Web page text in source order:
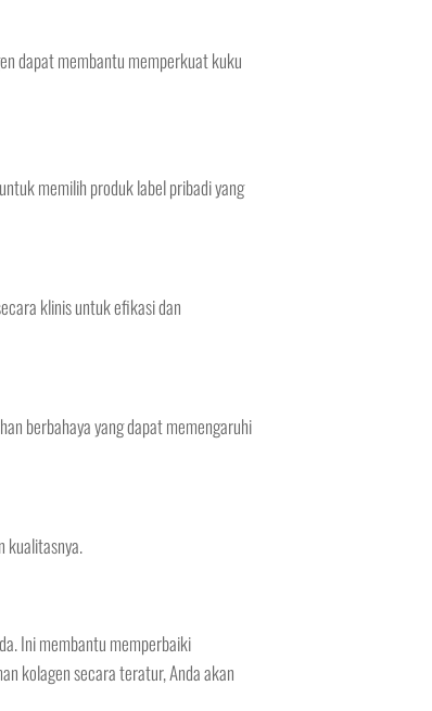
dapat membantu memperkuat kuku
memilih produk label pribadi yang
klinis untuk efikasi dan
berbahaya yang dapat memengaruhi
kualitasnya.
Ini membantu memperbaiki
kolagen secara teratur, Anda akan